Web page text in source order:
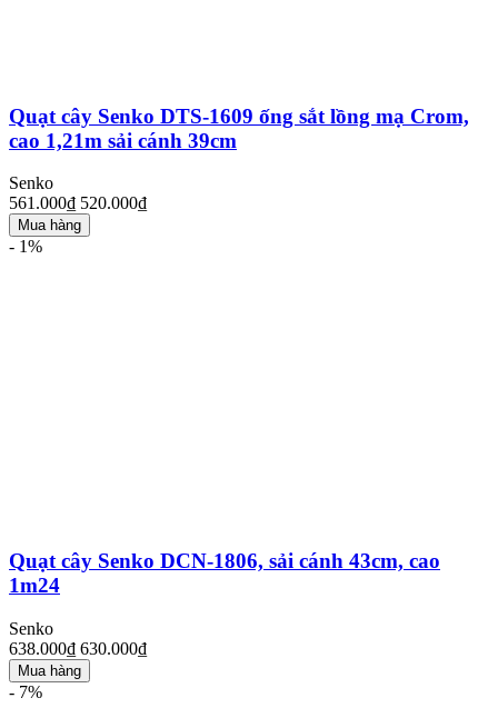
Quạt cây Senko DTS-1609 ống sắt lồng mạ Crom,
cao 1,21m sải cánh 39cm
Senko
561.000₫ 520.000₫
Mua hàng
- 1%
Quạt cây Senko DCN-1806, sải cánh 43cm, cao
1m24
Senko
638.000₫ 630.000₫
Mua hàng
- 7%